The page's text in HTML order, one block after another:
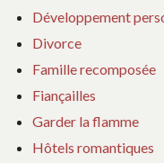
Développement
Divorce
Famille recomposée
Fiançailles
Garder la flamme
Hôtels romantiques